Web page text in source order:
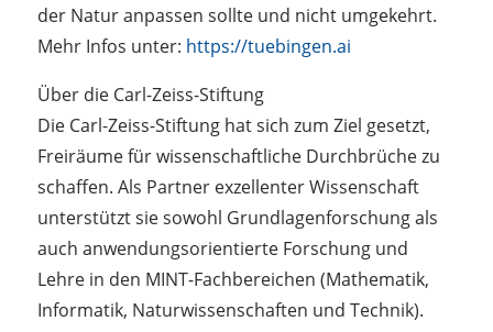
der Natur anpassen sollte und nicht umgekehrt.
Mehr Infos unter: https://tuebingen.ai
Über die Carl-Zeiss-Stiftung
Die Carl-Zeiss-Stiftung hat sich zum Ziel gesetzt,
Freiräume für wissenschaftliche Durchbrüche zu
schaffen. Als Partner exzellenter Wissenschaft
unterstützt sie sowohl Grundlagenforschung als
auch anwendungsorientierte Forschung und
Lehre in den MINT-Fachbereichen (Mathematik,
Informatik, Naturwissenschaften und Technik).